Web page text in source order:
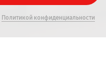
Политикой конфиденциальности